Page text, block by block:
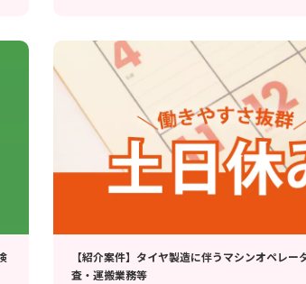
【紹介案件】タイヤ製造に伴うマシンオペレー
査・運搬業務等